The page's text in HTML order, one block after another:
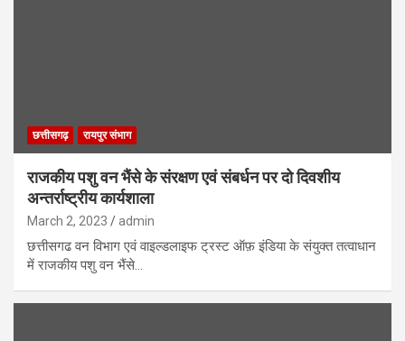
छत्तीसगढ़ रायपुर संभाग
राजकीय पशु वन भैंसे के संरक्षण एवं संबर्धन पर दो दिवशीय
अन्तर्राष्ट्रीय कार्यशाला
March 2, 2023 admin
छत्तीसगढ वन विभाग एवं वाइल्डलाइफ ट्रस्ट ऑफ़ इंडिया के संयुक्त तत्वाधान
में राजकीय पशु वन भैंसे…